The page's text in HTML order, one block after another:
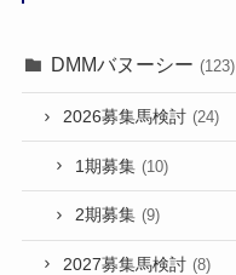
DMMバヌーシー (123)
2026募集馬検討 (24)
1期募集 (10)
2期募集 (9)
2027募集馬検討 (8)